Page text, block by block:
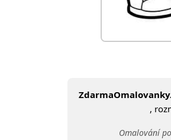
,
Omalování